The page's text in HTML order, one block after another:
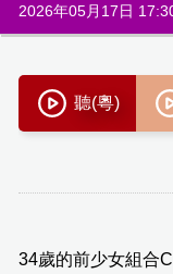
2026年05月17日
34歲的前少女組合